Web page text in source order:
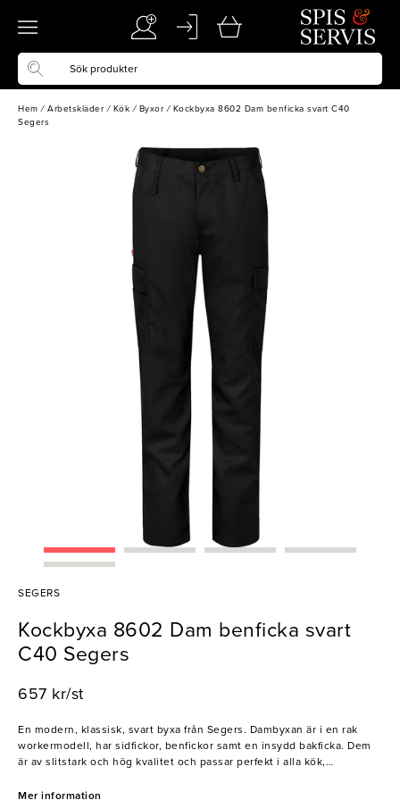
Hem / Arbetskläder / Kök / Byxor / Kockbyxa 8602 Dam benficka svart C40
Segers
SEGERS
Kockbyxa 8602 Dam benficka svart
C40 Segers
657 kr/st
En modern, klassisk, svart byxa från Segers. Dambyxan är i en rak
workermodell, har sidfickor, benfickor samt en insydd bakficka. Dem
är av slitstark och hög kvalitet och passar perfekt i alla kök,
Mer information